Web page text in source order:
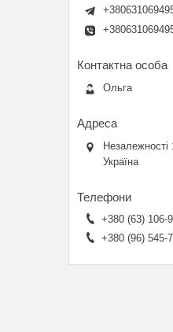
Ольга
Україна
+380 (63) 106-
+380 (96) 545-